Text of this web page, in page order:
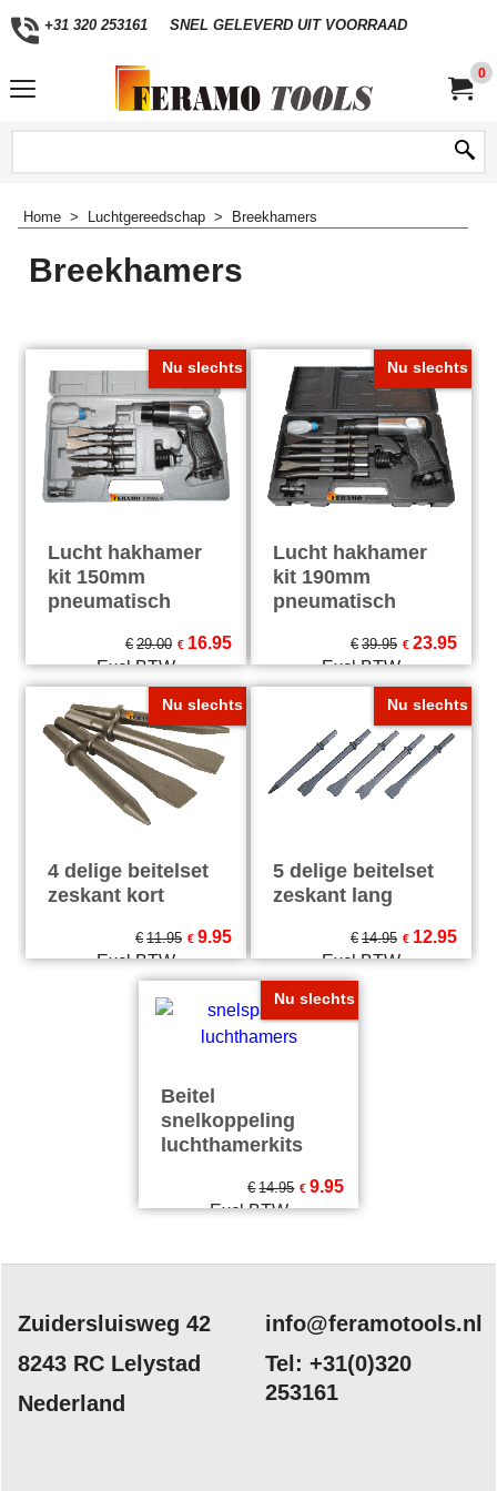
+31 320 253161 SNEL GELEVERD UIT VOORRAAD
0
Home > Luchtgereedschap > Breekhamers
Breekhamers
Nu slechts
Lucht hakhamer
kit 150mm
pneumatisch
€ 29.00 € 16.95
Excl.BTW
€20.51 Incl.BTW
excl Verzendkosten
Nu slechts
Lucht hakhamer
kit 190mm
pneumatisch
€ 39.95 € 23.95
Excl.BTW
€28.98 Incl.BTW
excl Verzendkosten
Nu slechts
4 delige beitelset
zeskant kort
€ 11.95 € 9.95
Excl.BTW
Incl.BTW
excl Verzendkosten
Nu slechts
5 delige beitelset
zeskant lang
€ 14.95 € 12.95
Excl.BTW
€15.67 Incl.BTW
excl Verzendkosten
Nu slechts
Beitel
snelkoppeling
luchthamerkits
€ 14.95 € 9.95
Excl.BTW
Zuidersluisweg 42
8243 RC Lelystad
Nederland
info@feramotools.nl
Tel: +31(0)320
253161